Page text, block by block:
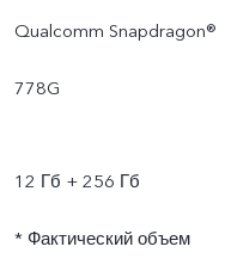
Qualcomm Snapdragon®
778G
12 Гб + 256 Гб
* Фактический объем